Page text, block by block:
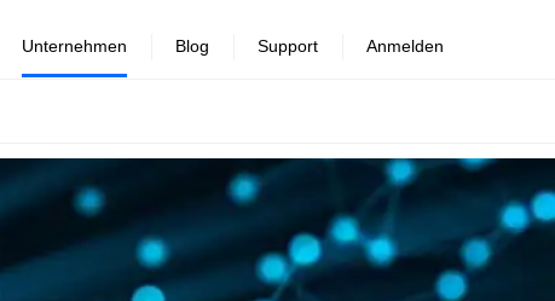
Unternehmen Blog Support Anmelden